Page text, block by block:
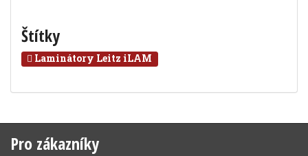
Štítky
Laminátory Leitz iLAM
Pro zákazníky